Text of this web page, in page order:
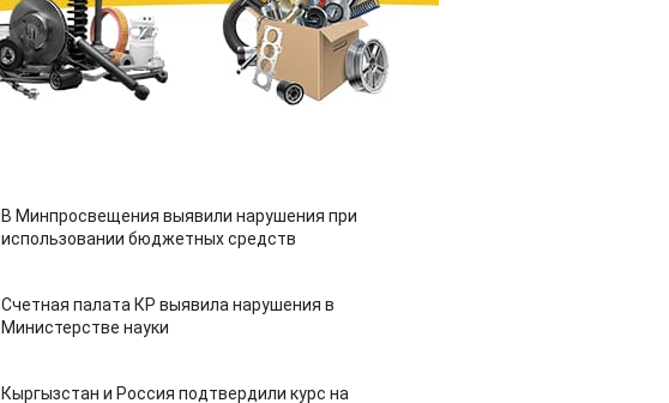
В Минпросвещения выявили нарушения при
использовании бюджетных средств
Счетная палата КР выявила нарушения в
Министерстве науки
Кыргызстан и Россия подтвердили курс на